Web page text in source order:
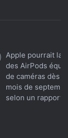
Apple pourrait
des AirPods
de caméras dès le
mois de
selon un rapport